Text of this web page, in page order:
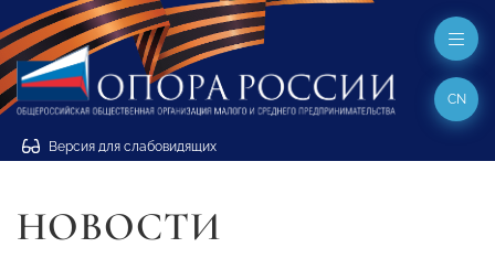
Версия для слабовидящих
CN
НОВОСТИ